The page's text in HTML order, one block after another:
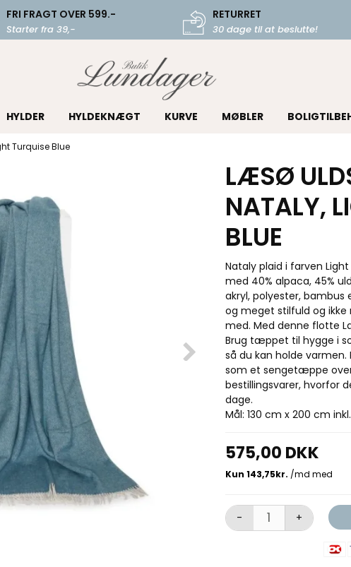
FRI FRAGT OVER 599.-
Starter fra 39,-
RETURRET
30 dage til at beslutte!
HYLDER HYLDEKNÆGT KURVE MØBLER
Turquise Blue
LÆSØ
NATALY,
BLUE
Nataly plaid i farven
med 40% alpaca, 45%
akryl, polyester, bambus
og meget stilfuld og ikke
med. Med denne flotte
Brug tæppet til hygge i
så du kan holde
som et sengetæppe
bestillingsvarer, hvorfor
dage.
Mål: 130 cm x 200 cm
575,00 DKK
- +